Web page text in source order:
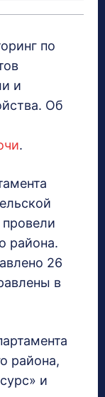
по
и
Об
.
района.
26
в
района,
и